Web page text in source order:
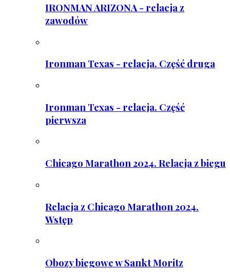
IRONMAN ARIZONA - relacja z
zawodów
Ironman Texas - relacja. Część druga
Ironman Texas - relacja. Część
pierwsza
Chicago Marathon 2024. Relacja z biegu
Relacja z Chicago Marathon 2024.
Wstęp
Obozy biegowe w Sankt Moritz